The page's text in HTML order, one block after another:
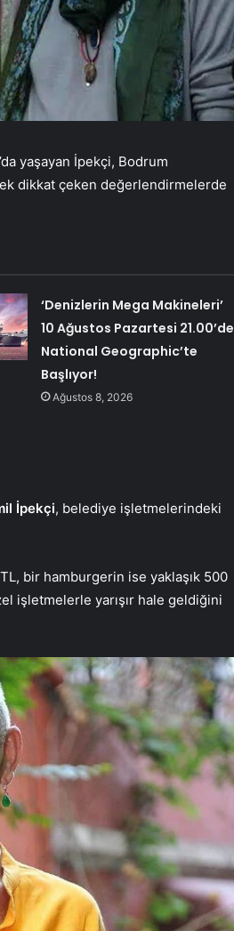
yaşayan İpekçi, Bodrum
dikkat çeken değerlendirmelerde
‘Denizlerin Mega Makineleri’
10 Ağustos Pazartesi 21.00’de
National Geographic’te
Başlıyor!
Ağustos 8, 2026
İpekçi, belediye işletmelerindeki
bir hamburgerin ise yaklaşık 500
işletmelerle yarışır hale geldiğini